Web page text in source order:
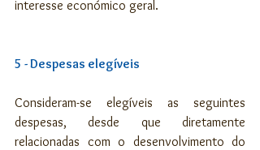
interesse económico geral.
5 - Despesas elegíveis
Consideram-se elegíveis as seguintes
despesas, desde que diretamente
relacionadas com o desenvolvimento do